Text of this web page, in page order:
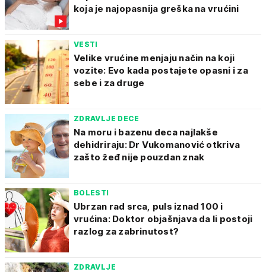
koja je najopasnija greška na vrućini
VESTI
Velike vrućine menjaju način na koji
vozite: Evo kada postajete opasni i za
sebe i za druge
ZDRAVLJE DECE
Na moru i bazenu deca najlakše
dehidriraju: Dr Vukomanović otkriva
zašto žeđ nije pouzdan znak
BOLESTI
Ubrzan rad srca, puls iznad 100 i
vrućina: Doktor objašnjava da li postoji
razlog za zabrinutost?
ZDRAVLJE